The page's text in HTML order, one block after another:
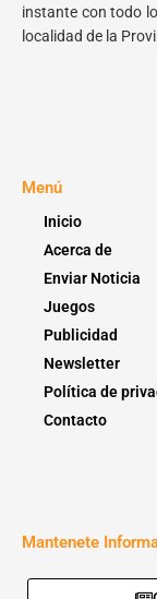
instante con todo
localidad de la
Menú
Inicio
Acerca de
Enviar Noticia
Juegos
Publicidad
Newsletter
Política de
Contacto
Mantenete